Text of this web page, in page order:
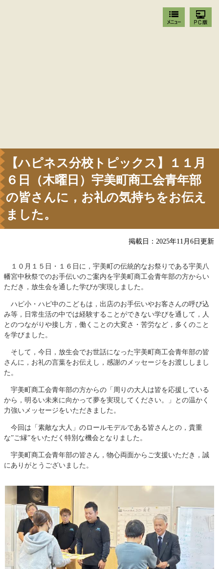
【ハピネス分校トピックス】１１月
６日（木曜日）宇美町商工会青年部
の皆さんに，お礼の気持ちをお伝え
ました。
掲載日：2025年11月6日更新
１０月１５日・１６日に，宇美町の伝統的なお祭りである宇美八
幡宮中秋祭でのお手伝いのご案内を宇美町商工会青年部の方からい
ただき，放生会を通した学びが実現しました。
ハピ小・ハピ中のこどもは，出店のお手伝いやお客さんの呼び込
み等，日常生活の中では経験することができない学びを通して，人
とのつながりや接し方，働くことの大変さ・苦労など，多くのこと
を学びました。
そして，今日，放生会でお世話になった宇美町商工会青年部の皆
さんに，お礼の言葉をお伝えし，感謝のメッセージをお渡ししまし
た。
宇美町商工会青年部の方からの「周りの大人は皆を応援している
から，明るい未来に向かって夢を実現してください。」との温かく
力強いメッセージをいただきました。
今回は「素敵な大人」のロールモデルである皆さんとの，貴重
な”ご縁”をいただく特別な機会となりました。
宇美町商工会青年部の皆さん，物心両面からご支援いただき，誠
にありがとうございました。